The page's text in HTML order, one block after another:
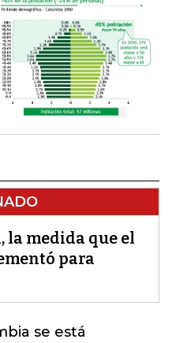
la medida que el
para
se está